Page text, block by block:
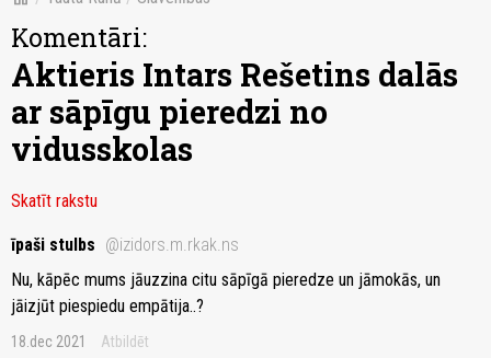
Komentāri:
Aktieris Intars Rešetins dalās
ar sāpīgu pieredzi no
vidusskolas
Skatīt rakstu
īpaši stulbs @izidors.m.rkak.ns
Nu, kāpēc mums jāuzzina citu sāpīgā pieredze un jāmokās, un
jāizjūt piespiedu empātija..?
18.dec 2021 Atbildēt